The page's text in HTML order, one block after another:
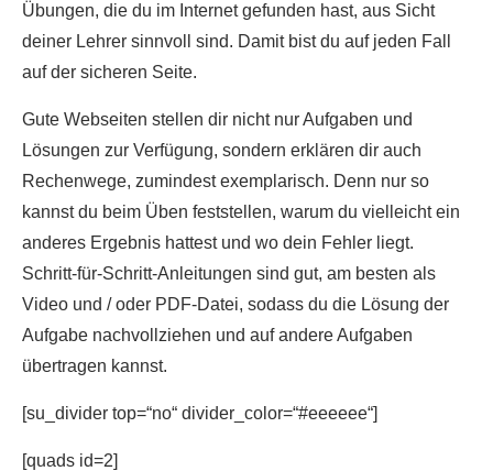
Übungen, die du im Internet gefunden hast, aus Sicht
deiner Lehrer sinnvoll sind. Damit bist du auf jeden Fall
auf der sicheren Seite.
Gute Webseiten stellen dir nicht nur Aufgaben und
Lösungen zur Verfügung, sondern erklären dir auch
Rechenwege, zumindest exemplarisch. Denn nur so
kannst du beim Üben feststellen, warum du vielleicht ein
anderes Ergebnis hattest und wo dein Fehler liegt.
Schritt-für-Schritt-Anleitungen sind gut, am besten als
Video und / oder PDF-Datei, sodass du die Lösung der
Aufgabe nachvollziehen und auf andere Aufgaben
übertragen kannst.
[su_divider top=“no“ divider_color=“#eeeeee“]
[quads id=2]